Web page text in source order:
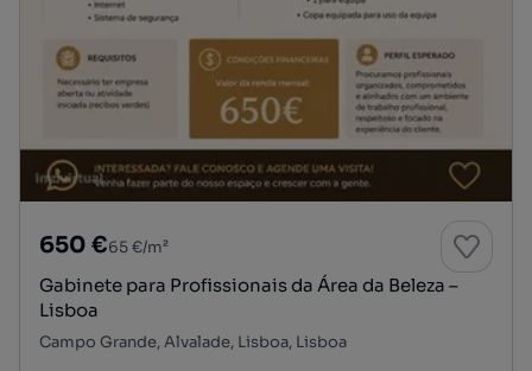
650 €65 €/m²
Gabinete para Profissionais da Área da Beleza –
Lisboa
Campo Grande, Alvalade, Lisboa, Lisboa